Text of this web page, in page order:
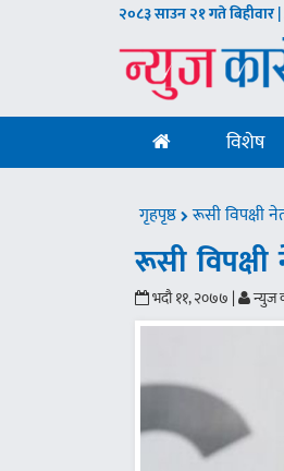
२०८३ साउन २१ गते
विशेष
गृहपृष्ठ रूसी विपक्षी
रूसी
भदौ ११, २०७७ | न्युज